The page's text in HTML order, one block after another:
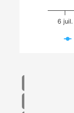
6 juil.